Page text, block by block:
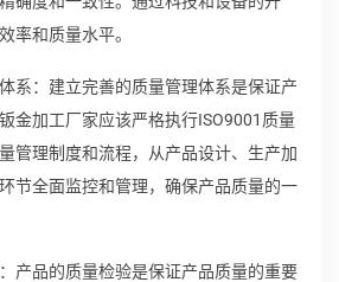
率和质量水平。
系：建立完善的质量管理体系是保证产
金加工厂家应该严格执行ISO9001质量
管理制度和流程，从产品设计、生产加
节全面监控和管理，确保产品质量的一
产品的质量检验是保证产品质量的重要